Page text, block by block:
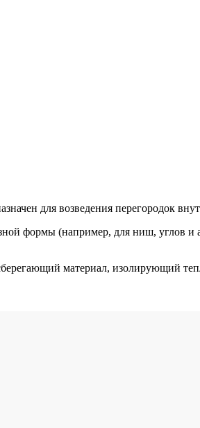
для возведения перегородок
формы (например, для ниш, углов и
материал, изолирующий